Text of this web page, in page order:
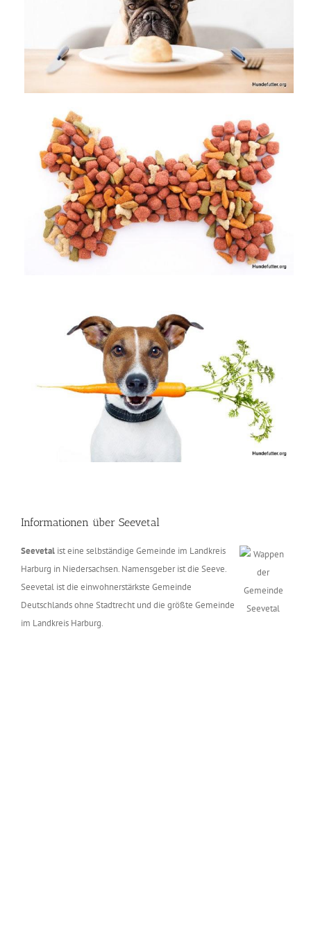
Informationen über Seevetal
Seevetal ist eine selbständige Gemeinde im Landkreis
Harburg in Niedersachsen. Namensgeber ist die Seeve.
Seevetal ist die einwohnerstärkste Gemeinde
Deutschlands ohne Stadtrecht und die größte Gemeinde
im Landkreis Harburg.